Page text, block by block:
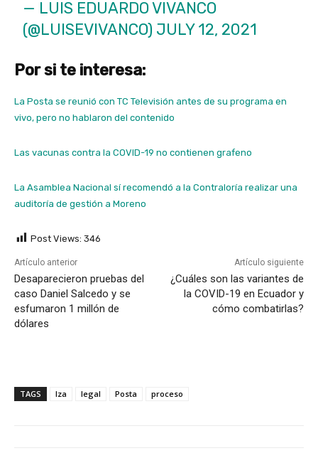
— LUIS EDUARDO VIVANCO
(@LUISEVIVANCO) JULY 12, 2021
Por si te interesa:
La Posta se reunió con TC Televisión antes de su programa en
vivo, pero no hablaron del contenido
Las vacunas contra la COVID-19 no contienen grafeno
La Asamblea Nacional sí recomendó a la Contraloría realizar una
auditoría de gestión a Moreno
Post Views: 346
Artículo anterior
Desaparecieron pruebas del
caso Daniel Salcedo y se
esfumaron 1 millón de
dólares
Artículo siguiente
¿Cuáles son las variantes de
la COVID-19 en Ecuador y
cómo combatirlas?
TAGS Iza legal Posta proceso